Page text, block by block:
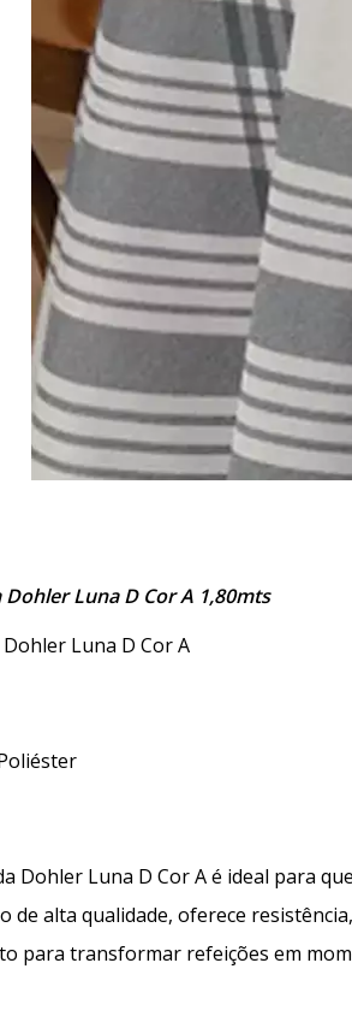
Luna D Cor A 1,80mts
Luna D Cor A
Dohler Luna D Cor A é ideal para
de alta qualidade, oferece
para transformar refeições em